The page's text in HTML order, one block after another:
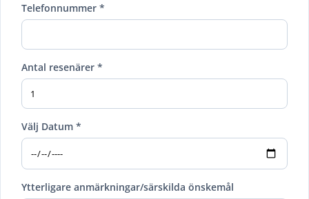
Telefonnummer *
Antal resenärer *
Välj Datum *
Ytterligare anmärkningar/särskilda önskemål